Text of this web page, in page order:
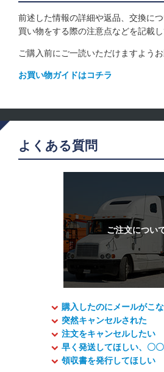
前述した情報の詳細や返品、交換に
買い物をする際の注意点などを記載し
ご購入前にご一読いただけますようお
お買い物ガイドはコチラ
よくある質問
購入したのにメールがこ
突然キャンセルされた
注文をキャンセルしたい
早く発送してほしい、〇
領収書を発行してほしい